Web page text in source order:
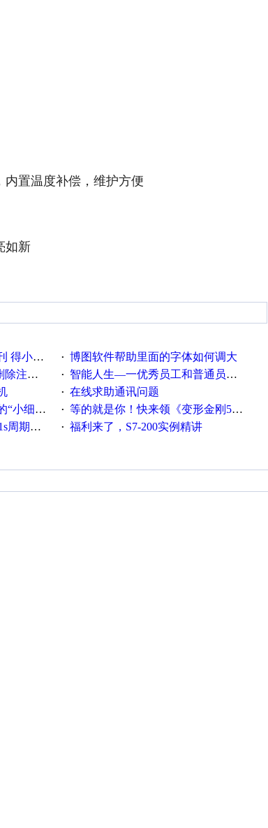
置温度补偿，维护方便
如新
中奖通知 · 博图软件帮助里面的字体如何调大
没有用 · 智能人生—一优秀员工和普通员工差别，精辟到位！
· 在线求助通讯问题
”奖励公告 · 等的就是你！快来领《变形金刚5》观影券
的脚本 · 福利来了，S7-200实例精讲